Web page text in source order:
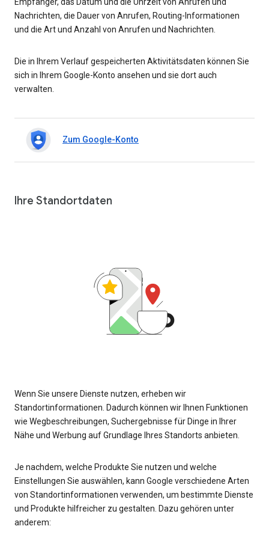
Empfänger, das Datum und die Uhrzeit von Anrufen und
Nachrichten, die Dauer von Anrufen, Routing-Informationen
und die Art und Anzahl von Anrufen und Nachrichten.
Die in Ihrem Verlauf gespeicherten Aktivitätsdaten können Sie
sich in Ihrem Google-Konto ansehen und sie dort auch
verwalten.
Zum Google-Konto
Ihre Standortdaten
Wenn Sie unsere Dienste nutzen, erheben wir
Standortinformationen. Dadurch können wir Ihnen Funktionen
wie Wegbeschreibungen, Suchergebnisse für Dinge in Ihrer
Nähe und Werbung auf Grundlage Ihres Standorts anbieten.
Je nachdem, welche Produkte Sie nutzen und welche
Einstellungen Sie auswählen, kann Google verschiedene Arten
von Standortinformationen verwenden, um bestimmte Dienste
und Produkte hilfreicher zu gestalten. Dazu gehören unter
anderem: